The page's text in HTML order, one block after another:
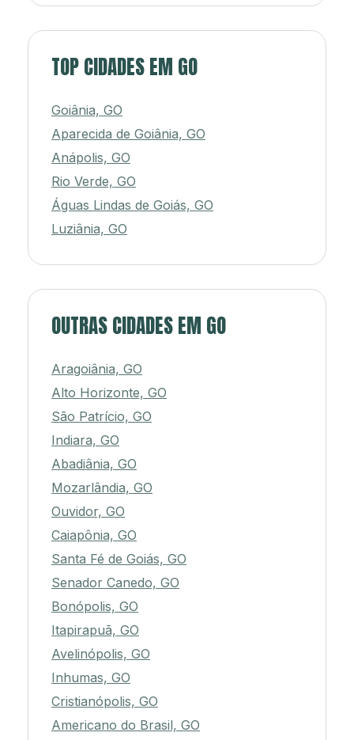
TOP CIDADES EM GO
Goiânia, GO
Aparecida de Goiânia, GO
Anápolis, GO
Rio Verde, GO
Águas Lindas de Goiás, GO
Luziânia, GO
OUTRAS CIDADES EM GO
Aragoiânia, GO
Alto Horizonte, GO
São Patrício, GO
Indiara, GO
Abadiânia, GO
Mozarlândia, GO
Ouvidor, GO
Caiapônia, GO
Santa Fé de Goiás, GO
Senador Canedo, GO
Bonópolis, GO
Itapirapuã, GO
Avelinópolis, GO
Inhumas, GO
Cristianópolis, GO
Americano do Brasil, GO